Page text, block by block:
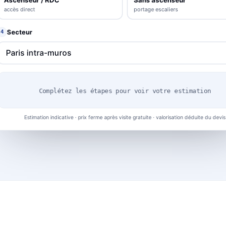
accès direct portage escaliers
4 Secteur
Complétez les étapes pour voir votre estimation
Estimation indicative · prix ferme après visite gratuite · valorisation déduite du devis